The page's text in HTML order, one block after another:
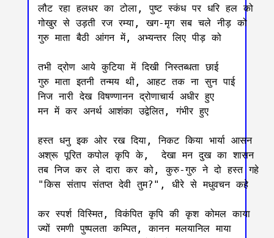
लौट रहा हलधर का टोला, पुष्ट स्कंध पर धरि हल को
गोखुर से उड़ती रज रम्या, खग-मृग सब चले नीड़ को
गुरु माता बैठी आंगन में, अभ्यन्तर लिए पीड़ को
तभी द्रोण आये कुटिया में दिखी निस्तब्धता छाई
गुरु माता इतनी तन्मय थी, आहट तक ना सुन पाई
निज नारी देख विषण्णानन द्रोणाचार्य अधीर हुए
मन में कर अनर्थ आशंका उद्वेलित, गंभीर हुए
हस्त धनु इक ओर रख दिया, निकट किया भार्या आसन
अश्रू पूरित कपोल कृपि के,  देखा मन दुख का शासन
तब निज कर ले दारा कर को, कुरु-गुरु ने दो हस्त गहे
"किस संताप संतप्त देवी तुम?", धीरे से मधुवचन कहे
कर स्पर्श विस्मित, विकंपित कृपि की कृश कोमल काया
ज्यों रमणी पुष्पलता कम्पित, कानन मलयानिल माया